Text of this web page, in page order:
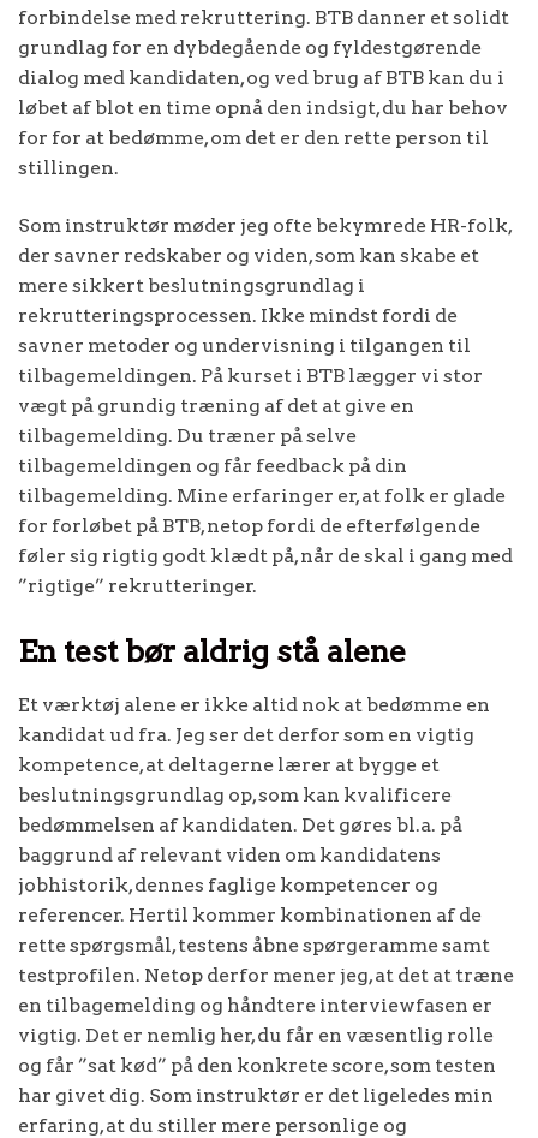
forbindelse med rekruttering. BTB danner et solidt
grundlag for en dybdegående og fyldestgørende
dialog med kandidaten, og ved brug af BTB kan du i
løbet af blot en time opnå den indsigt, du har behov
for for at bedømme, om det er den rette person til
stillingen.
Som instruktør møder jeg ofte bekymrede HR-folk,
der savner redskaber og viden, som kan skabe et
mere sikkert beslutningsgrundlag i
rekrutteringsprocessen. Ikke mindst fordi de
savner metoder og undervisning i tilgangen til
tilbagemeldingen. På kurset i BTB lægger vi stor
vægt på grundig træning af det at give en
tilbagemelding. Du træner på selve
tilbagemeldingen og får feedback på din
tilbagemelding. Mine erfaringer er, at folk er glade
for forløbet på BTB, netop fordi de efterfølgende
føler sig rigtig godt klædt på, når de skal i gang med
”rigtige” rekrutteringer.
En test bør aldrig stå alene
Et værktøj alene er ikke altid nok at bedømme en
kandidat ud fra. Jeg ser det derfor som en vigtig
kompetence, at deltagerne lærer at bygge et
beslutningsgrundlag op, som kan kvalificere
bedømmelsen af kandidaten. Det gøres bl.a. på
baggrund af relevant viden om kandidatens
jobhistorik, dennes faglige kompetencer og
referencer. Hertil kommer kombinationen af de
rette spørgsmål, testens åbne spørgeramme samt
testprofilen. Netop derfor mener jeg, at det at træne
en tilbagemelding og håndtere interviewfasen er
vigtig. Det er nemlig her, du får en væsentlig rolle
og får ”sat kød” på den konkrete score, som testen
har givet dig. Som instruktør er det ligeledes min
erfaring, at du stiller mere personlige og